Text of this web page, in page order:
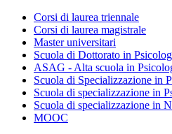
Corsi di laurea triennale
Corsi di laurea magistrale
Master universitari
Scuola di Dottorato in
ASAG - Alta scuola in
Scuola di Specializzazione in
Scuola di specializzazione in
Scuola di specializzazione in
MOOC